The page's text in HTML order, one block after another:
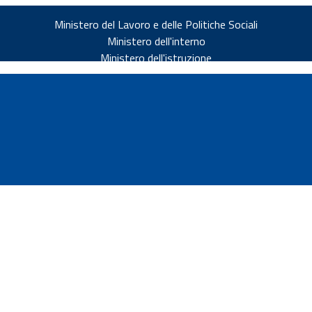
Ministero del Lavoro e delle Politiche Sociali
Ministero dell'interno
Ministero dell'istruzione